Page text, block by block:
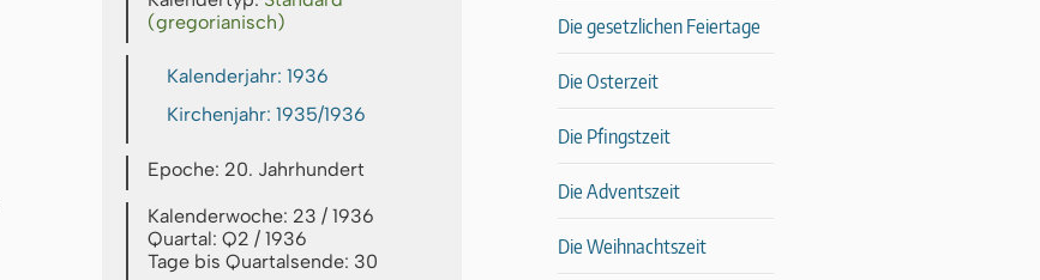
(gregorianisch)
Kalenderjahr: 1936
Kirchenjahr: 1935/1936
Epoche: 20. Jahrhundert
Kalenderwoche: 23 / 1936
Quartal: Q2 / 1936
Tage bis Quartalsende: 30
Die gesetzlichen Feiertage
Die Osterzeit
Die Pfingstzeit
Die Adventszeit
Die Weihnachtszeit